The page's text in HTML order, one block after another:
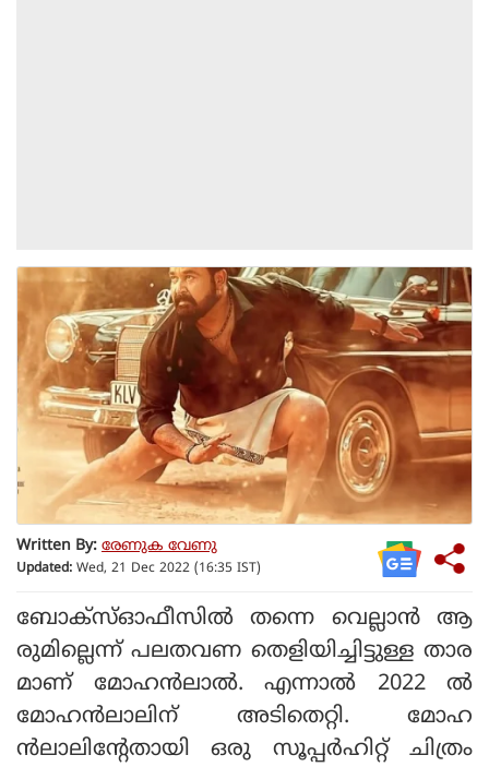
Written By: രേണുക വേണു
Updated: Wed, 21 Dec 2022 (16:35 IST)
ബോക്‌സ്ഓഫീസില്‍ തന്നെ വെല്ലാന്‍ ആ
രുമില്ലെന്ന് പലതവണ തെളിയിച്ചിട്ടുള്ള താര
മാണ് മോഹന്‍ലാല്‍. എന്നാല്‍ 2022 ല്‍
മോഹന്‍ലാലിന് അടിതെറ്റി. മോഹ
ന്‍ലാലിന്റേതായി ഒരു സൂപ്പര്‍ഹിറ്റ് ചിത്രം